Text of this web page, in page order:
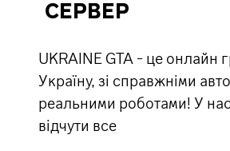
СЕРВЕР
UKRAINE GTA - це онлайн
Україну, зі справжніми
реальними роботами! У
відчути все